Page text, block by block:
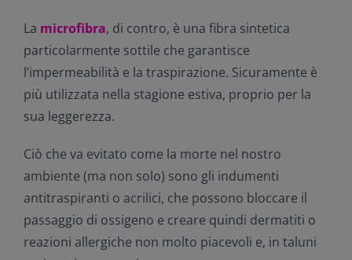
La microfibra, di contro, è una fibra sintetica
particolarmente sottile che garantisce
l’impermeabilità e la traspirazione. Sicuramente è
più utilizzata nella stagione estiva, proprio per la
sua leggerezza.
Ciò che va evitato come la morte nel nostro
ambiente (ma non solo) sono gli indumenti
antitraspiranti o acrilici, che possono bloccare il
passaggio di ossigeno e creare quindi dermatiti o
reazioni allergiche non molto piacevoli e, in taluni